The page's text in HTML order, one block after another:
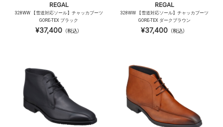
REGAL
328WW 【雪道対応ソール】チャッカブーツ
GORE-TEX ブラック
¥37,400 （税込）
REGAL
328WW 【雪道対応ソール】チャッカブーツ
GORE-TEX ダークブラウン
¥37,400 （税込）